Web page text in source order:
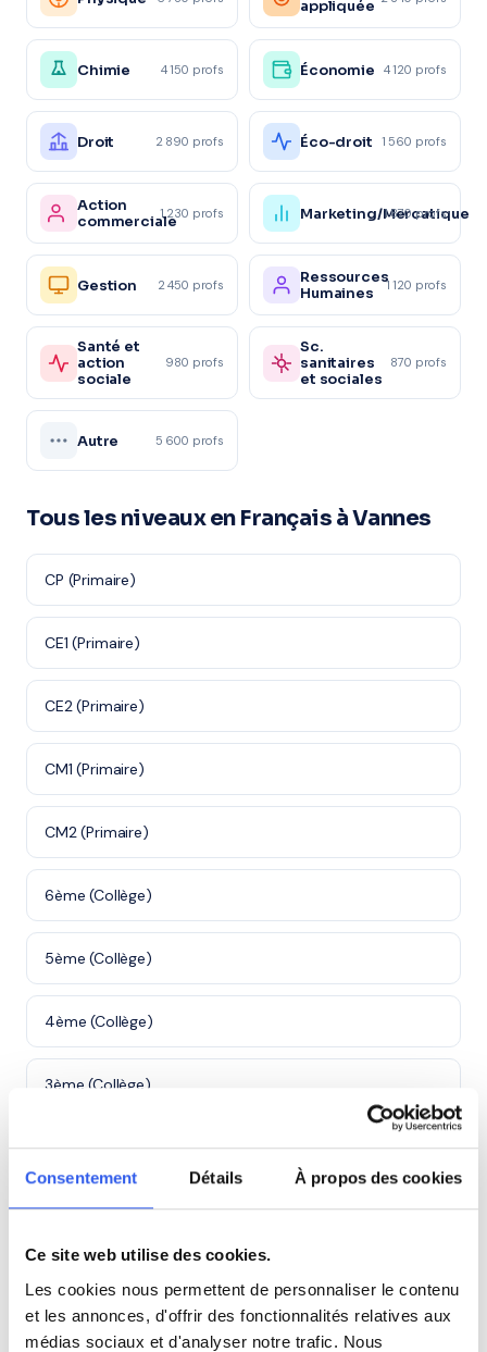
Consentement Détails À propos des cookies
Ce site web utilise des cookies.
Les cookies nous permettent de personnaliser le contenu
et les annonces, d'offrir des fonctionnalités relatives aux
médias sociaux et d'analyser notre trafic. Nous
appliquée
Chimie 4 150 profs Économie 4 120 profs
Droit 2 890 profs Éco-droit 1 560 profs
Action
commerciale1 230 profs Marketing/Mercatique
1 870 profs
Gestion 2 450 profs
Ressources
Humaines
1 120 profs
Santé et
action
sociale
980 profs
Sc.
sanitaires
et sociales
870 profs
Autre 5 600 profs
Tous les niveaux en Français à Vannes
CP (Primaire)
CE1 (Primaire)
CE2 (Primaire)
CM1 (Primaire)
CM2 (Primaire)
6ème (Collège)
5ème (Collège)
4ème (Collège)
3ème (Collège)
Seconde (Lycée)
Première (Lycée)
Études supérieures (Supérieur & Adultes)